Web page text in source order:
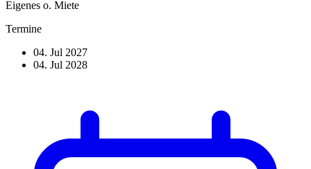
Eigenes o. Miete
Termine
04. Jul 2027
04. Jul 2028